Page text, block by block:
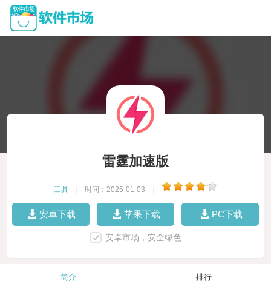
雷霆加速版
工具 时间：2025-01-03
安卓下载 苹果下载 PC下载
安卓市场，安全绿色
简介 排行